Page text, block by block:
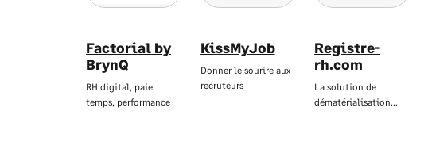
Factorial by
BrynQ
RH digital, paie,
temps, performance
KissMyJob
Donner le sourire aux
recruteurs
Registre-
rh.com
La solution de
dématérialisation…